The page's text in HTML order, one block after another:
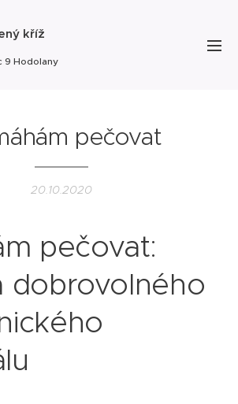
kříž
9 Hodolany
pečovat
20.10.2020
pečovat:
dobrovolného